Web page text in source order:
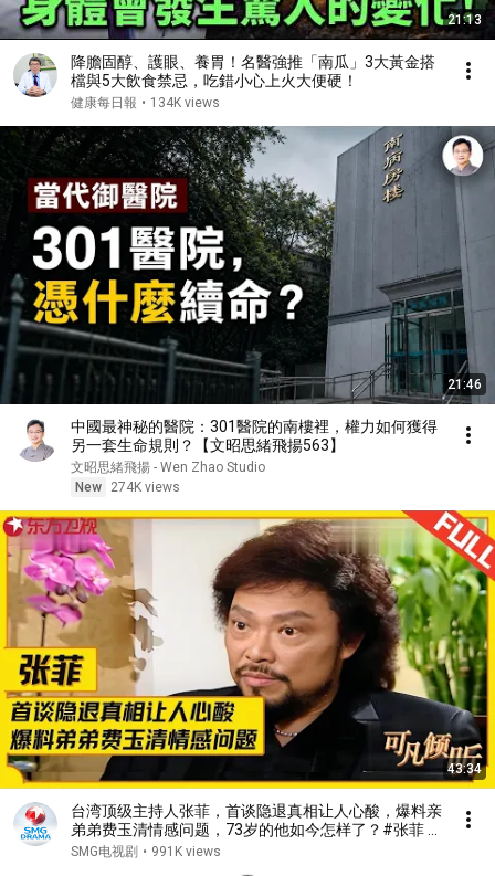
21:13
降膽固醇、護眼、養胃！名醫強推「南瓜」3大黃金搭
檔與5大飲食禁忌，吃錯小心上火大便硬！
健康每日報 • 134K views
21:46
中國最神秘的醫院：301醫院的南樓裡，權力如何獲得
另一套生命規則？【文昭思緒飛揚563】
文昭思緒飛揚 - Wen Zhao Studio
New
274K views
43:34
台湾顶级主持人张菲，首谈隐退真相让人心酸，爆料亲
弟弟费玉清情感问题，73岁的他如今怎样了？#张菲 #
费玉清 #可凡倾听 FULL
SMG电视剧 • 991K views